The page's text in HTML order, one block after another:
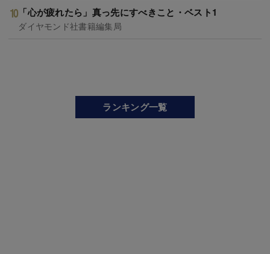
「心が疲れたら」真っ先にすべきこと・ベスト1
ダイヤモンド社書籍編集局
ランキング一覧